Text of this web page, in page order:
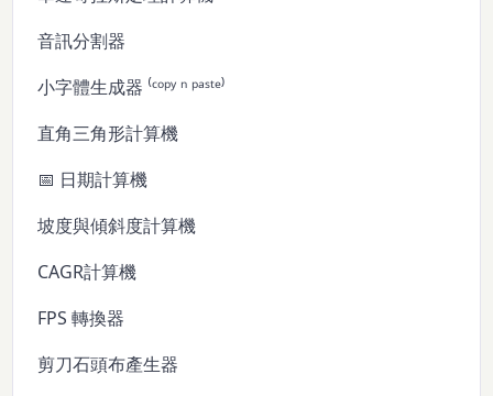
音訊分割器
小字體生成器 ⁽ᶜᵒᵖʸ ⁿ ᵖᵃˢᵗᵉ⁾
直角三角形計算機
📅 日期計算機
坡度與傾斜度計算機
CAGR計算機
FPS 轉換器
剪刀石頭布產生器